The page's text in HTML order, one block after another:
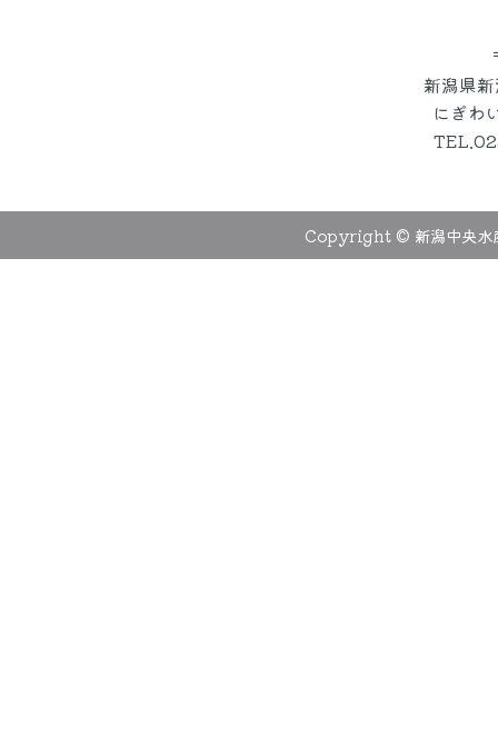
新潟県
にぎわ
Copyright © 新潟中央